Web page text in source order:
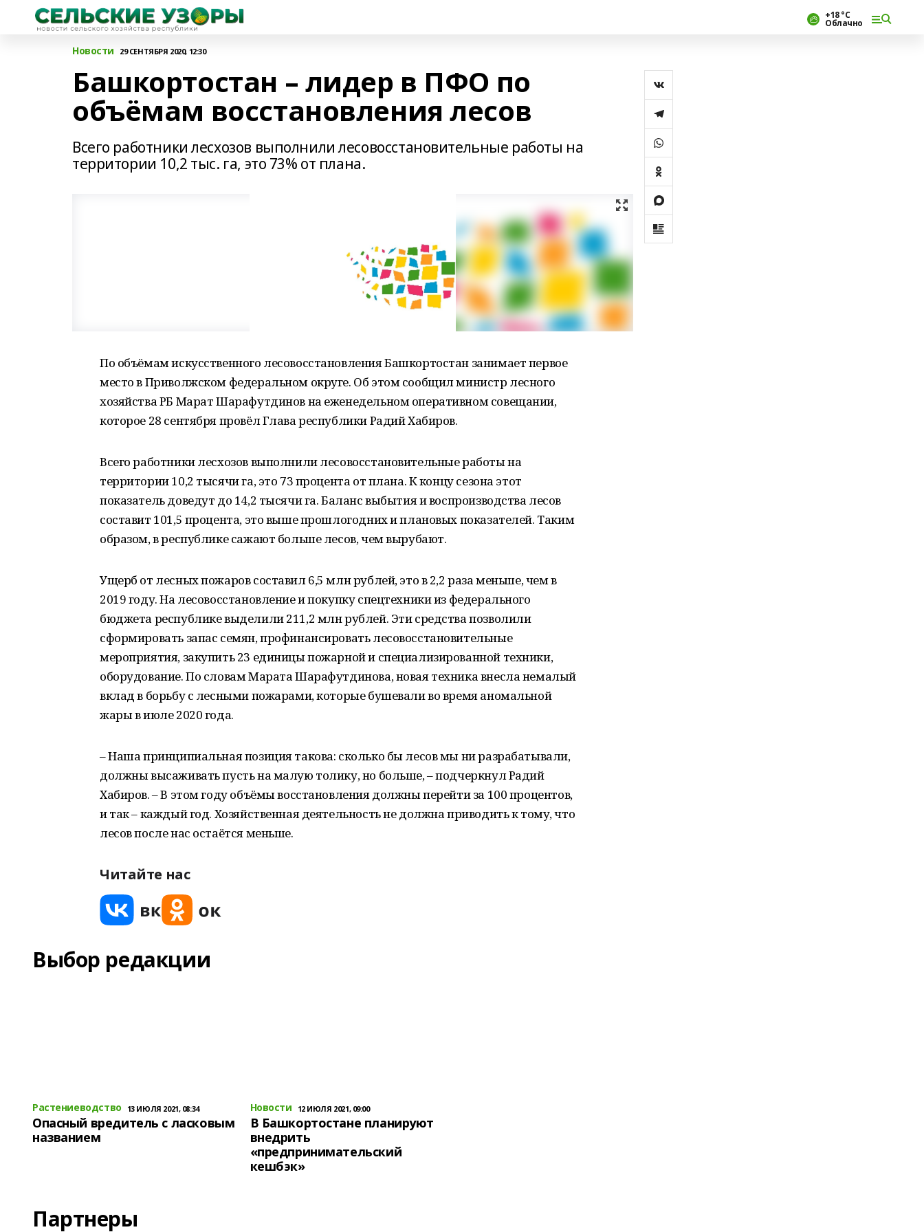
+18 °С
Облачно
Новости 29 СЕНТЯБРЯ 2020, 12:30
Башкортостан – лидер в ПФО по
объёмам восстановления лесов
Всего работники лесхозов выполнили лесовосстановительные работы на
территории 10,2 тыс. га, это 73% от плана.
По объёмам искусственного лесовосстановления Башкортостан занимает первое
место в Приволжском федеральном округе. Об этом сообщил министр лесного
хозяйства РБ Марат Шарафутдинов на еженедельном оперативном совещании,
которое 28 сентября провёл Глава республики Радий Хабиров.
Всего работники лесхозов выполнили лесовосстановительные работы на
территории 10,2 тысячи га, это 73 процента от плана. К концу сезона этот
показатель доведут до 14,2 тысячи га. Баланс выбытия и воспроизводства лесов
составит 101,5 процента, это выше прошлогодних и плановых показателей. Таким
образом, в республике сажают больше лесов, чем вырубают.
Ущерб от лесных пожаров составил 6,5 млн рублей, это в 2,2 раза меньше, чем в
2019 году. На лесовосстановление и покупку спецтехники из федерального
бюджета республике выделили 211,2 млн рублей. Эти средства позволили
сформировать запас семян, профинансировать лесовосстановительные
мероприятия, закупить 23 единицы пожарной и специализированной техники,
оборудование. По словам Марата Шарафутдинова, новая техника внесла немалый
вклад в борьбу с лесными пожарами, которые бушевали во время аномальной
жары в июле 2020 года.
– Наша принципиальная позиция такова: сколько бы лесов мы ни разрабатывали,
должны высаживать пусть на малую толику, но больше, – подчеркнул Радий
Хабиров. – В этом году объёмы восстановления должны перейти за 100 процентов,
и так – каждый год. Хозяйственная деятельность не должна приводить к тому, что
лесов после нас остаётся меньше.
Читайте нас
Выбор редакции
Растениеводство 13 ИЮЛЯ 2021, 08:34
Опасный вредитель с ласковым
названием
Новости 12 ИЮЛЯ 2021, 09:00
В Башкортостане планируют
внедрить
«предпринимательский
кешбэк»
Партнеры